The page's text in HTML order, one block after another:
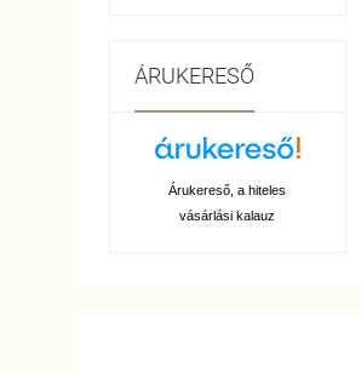
ÁRUKERESŐ
Árukereső, a hiteles
vásárlási kalauz